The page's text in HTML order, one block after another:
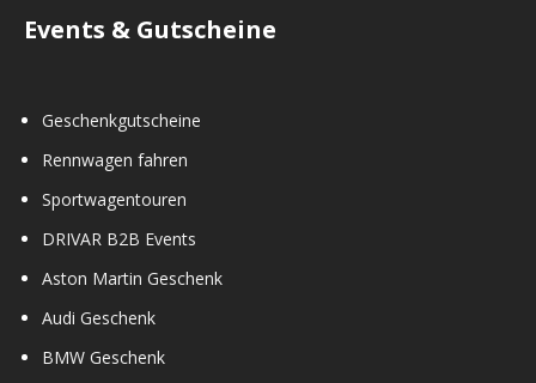
Events & Gutscheine
Geschenkgutscheine
Rennwagen fahren
Sportwagentouren
DRIVAR B2B Events
Aston Martin Geschenk
Audi Geschenk
BMW Geschenk